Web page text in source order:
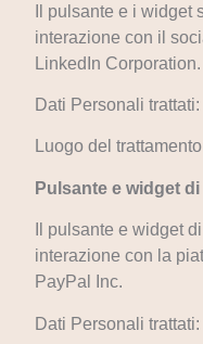
Il pulsante e i
interazione con il
LinkedIn Corporation.
Dati Personali
Luogo del
Pulsante e widget
Il pulsante e widget
interazione con la
PayPal Inc.
Dati Personali